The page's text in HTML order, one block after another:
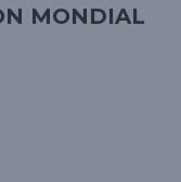
MONDIAL